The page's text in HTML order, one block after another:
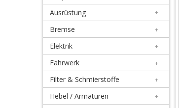
Bremse
Elektrik
Fahrwerk
Ausrüstung +
Bremse +
Elektrik +
Fahrwerk +
Filter & Schmierstoffe +
Hebel / Armaturen +